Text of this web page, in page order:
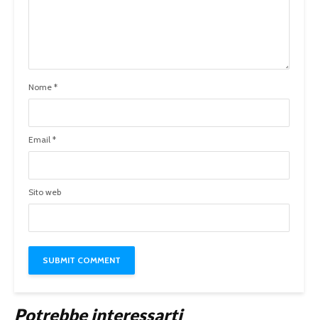
Nome *
Email *
Sito web
Potrebbe interessarti